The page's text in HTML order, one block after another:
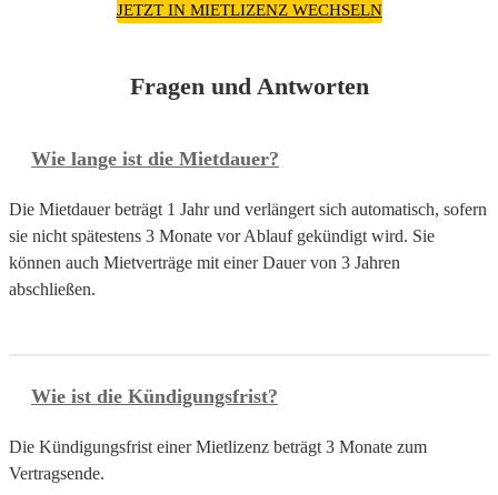
JETZT IN MIETLIZENZ WECHSELN
Fragen und Antworten
Wie lange ist die Mietdauer?
Die Mietdauer beträgt 1 Jahr und verlängert sich automatisch, sofern
sie nicht spätestens 3 Monate vor Ablauf gekündigt wird. Sie
können auch Mietverträge mit einer Dauer von 3 Jahren
abschließen.
Wie ist die Kündigungsfrist?
Die Kündigungsfrist einer Mietlizenz beträgt 3 Monate zum
Vertragsende.